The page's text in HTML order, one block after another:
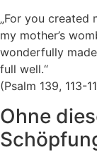
„For you created
my mother’s
wonderfully
full well.“
(Psalm 139, 113-
Ohne